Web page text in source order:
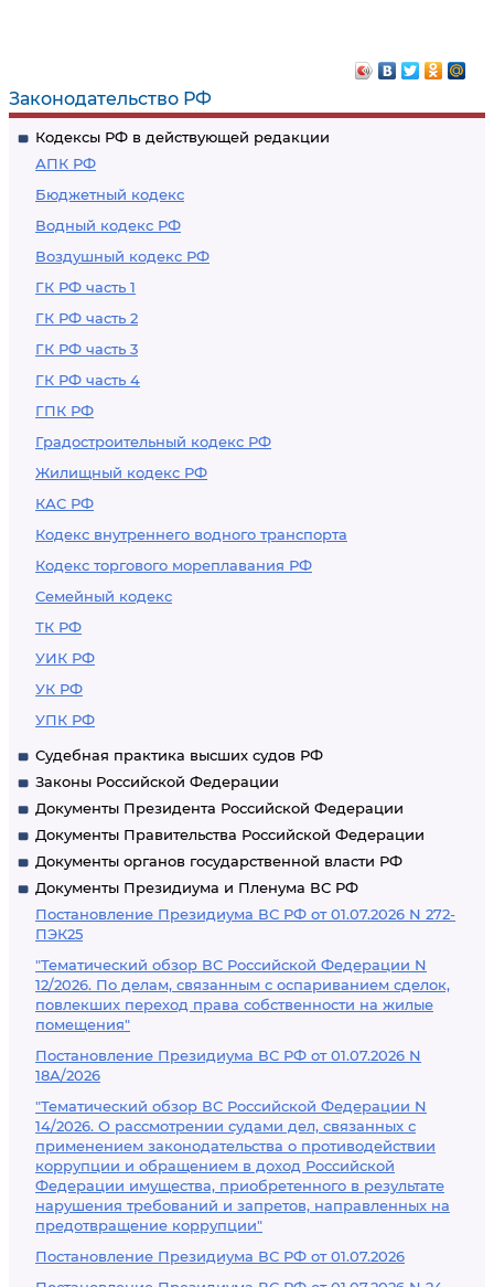
Законодательство РФ
Кодексы РФ в действующей редакции
АПК РФ
Бюджетный кодекс
Водный кодекс РФ
Воздушный кодекс РФ
ГК РФ часть 1
ГК РФ часть 2
ГК РФ часть 3
ГК РФ часть 4
ГПК РФ
Градостроительный кодекс РФ
Жилищный кодекс РФ
КАС РФ
Кодекс внутреннего водного транспорта
Кодекс торгового мореплавания РФ
Семейный кодекс
ТК РФ
УИК РФ
УК РФ
УПК РФ
Судебная практика высших судов РФ
Законы Российской Федерации
Документы Президента Российской Федерации
Документы Правительства Российской Федерации
Документы органов государственной власти РФ
Документы Президиума и Пленума ВС РФ
Постановление Президиума ВС РФ от 01.07.2026 N 272-
ПЭК25
"Тематический обзор ВС Российской Федерации N
12/2026. По делам, связанным с оспариванием сделок,
повлекших переход права собственности на жилые
помещения"
Постановление Президиума ВС РФ от 01.07.2026 N
18А/2026
"Тематический обзор ВС Российской Федерации N
14/2026. О рассмотрении судами дел, связанных с
применением законодательства о противодействии
коррупции и обращением в доход Российской
Федерации имущества, приобретенного в результате
нарушения требований и запретов, направленных на
предотвращение коррупции"
Постановление Президиума ВС РФ от 01.07.2026